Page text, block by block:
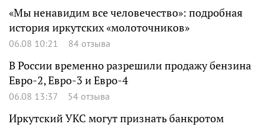
«Мы ненавидим все человечество»: подробная
история иркутских «молоточников»
06.08 10:21 84 отзыва
В России временно разрешили продажу бензина
Евро-2, Евро-3 и Евро-4
06.08 13:37 54 отзыва
Иркутский УКС могут признать банкротом